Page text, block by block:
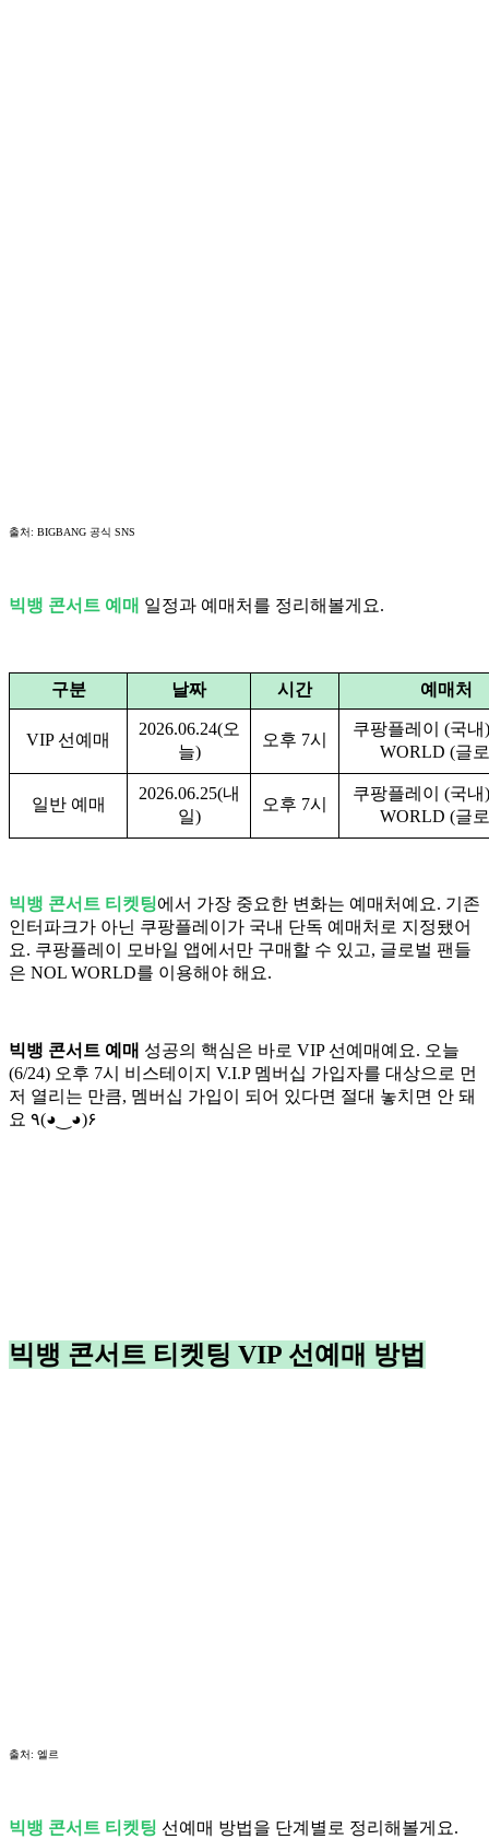
출처: BIGBANG 공식 SNS
빅뱅 콘서트 예매 일정과 예매처를 정리해볼게요.
구분 날짜 시간 예매처
VIP 선예매
2026.06.24(오
늘)
오후 7시
쿠팡플레이 (국내
WORLD (글
일반 예매
2026.06.25(내
일)
오후 7시
쿠팡플레이 (국내
WORLD (글
빅뱅 콘서트 티켓팅에서 가장 중요한 변화는 예매처예요. 기존
인터파크가 아닌 쿠팡플레이가 국내 단독 예매처로 지정됐어
요. 쿠팡플레이 모바일 앱에서만 구매할 수 있고, 글로벌 팬들
은 NOL WORLD를 이용해야 해요.
빅뱅 콘서트 예매 성공의 핵심은 바로 VIP 선예매예요. 오늘
(6/24) 오후 7시 비스테이지 V.I.P 멤버십 가입자를 대상으로 먼
저 열리는 만큼, 멤버십 가입이 되어 있다면 절대 놓치면 안 돼
요 ٩(◕‿◕)۶
빅뱅 콘서트 티켓팅 VIP 선예매 방법
출처: 엘르
빅뱅 콘서트 티켓팅 선예매 방법을 단계별로 정리해볼게요.